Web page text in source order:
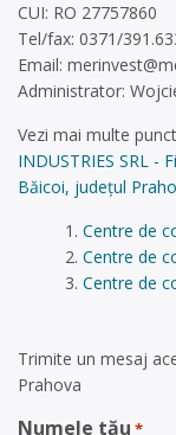
CUI: RO 27757860
Tel/fax: 0371/
Email:
Administrator:
Vezi mai multe
INDUSTRIES SRL -
Băicoi, județul
Centre de
Centre de
Centre de
Trimite un mesaj
Prahova
Numele tău *